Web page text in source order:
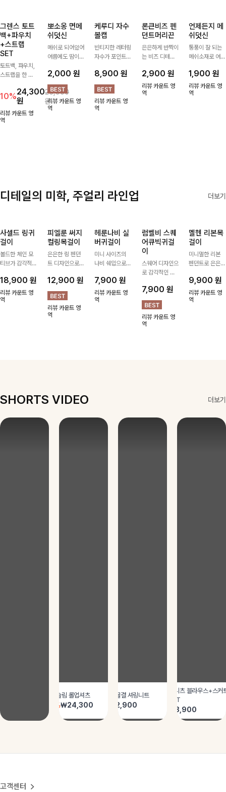
그렌스 토트
백+파우치
+스트랩
SET
토트백, 파우치,
스트랩을 한 번
ITEM활용도 높
게 어디에든 다
양하게 즐겨주세
요 ;)
10%24,300
원
26,900
원
리뷰 카운트 영
역
뽀소옹 면메
쉬덧신
메쉬로 되어있어
여름에도 땀이
음도 당당해지세
요:-)
2,000 원
리뷰 카운트 영
역
케루디 자수
볼캡
빈티지한 레터링
자수가 포인트가
에 자연스럽게
어우러지는 볼
캡!베이직한 컬
러와 깔끔한 쉐
입으로 캐주얼부
8,900원
리뷰 카운트 영
역
론큰비즈 펜
던트머리끈
은은하게 반짝이
는 비즈 디테일
트로 스타일에
센스를 더해주는
아이템, 탄탄한
2,900 원
리뷰 카운트 영
역
언제든지 메
쉬덧신
통풍이 잘 되는
메쉬소재로 여름
데일리로 신기
좋은 덧신이에요
^^
1,900원
리뷰 카운트 영
역
디테일의 미학, 주얼리 라인업 더보기
사셀드 링귀
걸이
볼드한 체인 모
티브가 감각적인
는 귀걸이- 심플
하면서도 존재감
있는 디자인으로
18,900 원
리뷰 카운트 영
역
피엘룬 써지
컬링목걸이
은은한 링 펜던
트 디자인으로
써지컬스틸 소재
로 변색 걱정 없
이 데일리로 착
용하기 좋아요-
12,900 원
리뷰 카운트 영
역
헤룬나비 실
버귀걸이
미니 사이즈의
나비 쉐입으로
내어줄 이어링,
과하지 않은 포
인트가 되어줘
7,900원
리뷰 카운트 영
역
럼벨비 스퀘
어큐빅귀걸
이
스퀘어 디자인으
로 감각적인 무
안에 큐빅을 담
아 더욱 고급스
럽게 연출되는
귀걸이에요~!
7,900 원
리뷰 카운트 영
역
멜헨 리본목
걸이
미니멀한 리본
펜던트로 은은한
는 목걸이예요.
골드, 실버 컬러
로 구성돼 어떤
9,900원
리뷰 카운트 영
역
SHORTS VIDEO 더보기
고객센터